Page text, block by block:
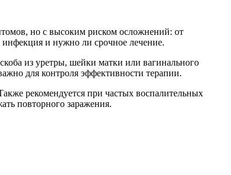
но с высоким риском осложнений: от
инфекция и нужно ли срочное лечение.
из уретры, шейки матки или вагинального
для контроля эффективности терапии.
рекомендуется при частых воспалительных
повторного заражения.